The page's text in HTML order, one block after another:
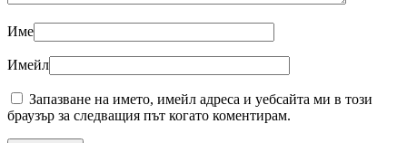
Име
Имейл
Запазване на името, имейл адреса и уебсайта ми в този
браузър за следващия път когато коментирам.